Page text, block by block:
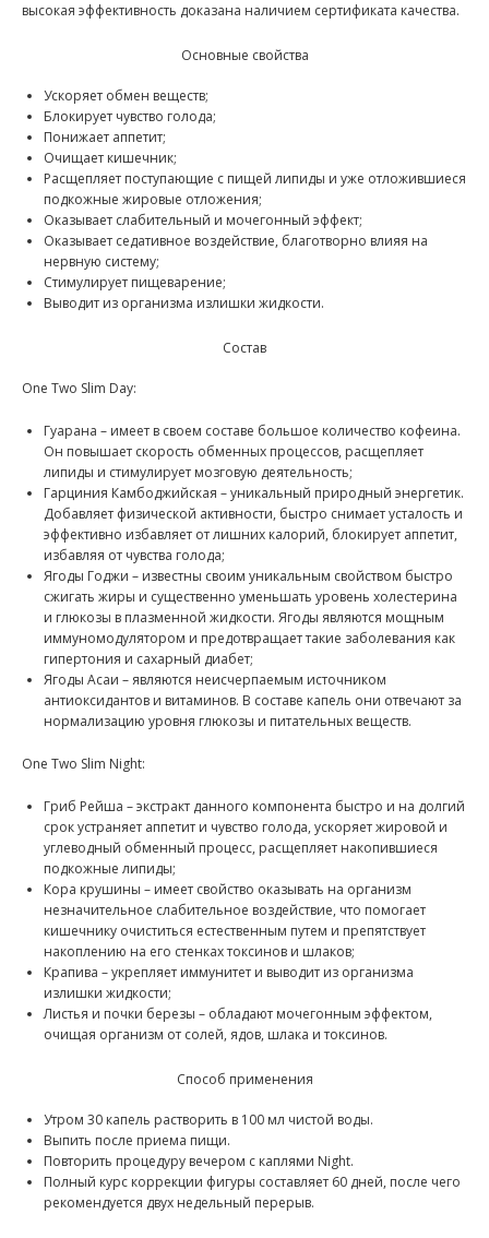
высокая эффективность доказана наличием сертификата качества.
Основные свойства
Ускоряет обмен веществ;
Блокирует чувство голода;
Понижает аппетит;
Очищает кишечник;
Расщепляет поступающие с пищей липиды и уже отложившиеся
подкожные жировые отложения;
Оказывает слабительный и мочегонный эффект;
Оказывает седативное воздействие, благотворно влияя на
нервную систему;
Стимулирует пищеварение;
Выводит из организма излишки жидкости.
Состав
One Two Slim Day:
Гуарана – имеет в своем составе большое количество кофеина.
Он повышает скорость обменных процессов, расщепляет
липиды и стимулирует мозговую деятельность;
Гарциния Камбоджийская – уникальный природный энергетик.
Добавляет физической активности, быстро снимает усталость и
эффективно избавляет от лишних калорий, блокирует аппетит,
избавляя от чувства голода;
Ягоды Годжи – известны своим уникальным свойством быстро
сжигать жиры и существенно уменьшать уровень холестерина
и глюкозы в плазменной жидкости. Ягоды являются мощным
иммуномодулятором и предотвращает такие заболевания как
гипертония и сахарный диабет;
Ягоды Асаи – являются неисчерпаемым источником
антиоксидантов и витаминов. В составе капель они отвечают за
нормализацию уровня глюкозы и питательных веществ.
One Two Slim Night:
Гриб Рейша – экстракт данного компонента быстро и на долгий
срок устраняет аппетит и чувство голода, ускоряет жировой и
углеводный обменный процесс, расщепляет накопившиеся
подкожные липиды;
Кора крушины – имеет свойство оказывать на организм
незначительное слабительное воздействие, что помогает
кишечнику очиститься естественным путем и препятствует
накоплению на его стенках токсинов и шлаков;
Крапива – укрепляет иммунитет и выводит из организма
излишки жидкости;
Листья и почки березы – обладают мочегонным эффектом,
очищая организм от солей, ядов, шлака и токсинов.
Способ применения
Утром 30 капель растворить в 100 мл чистой воды.
Выпить после приема пищи.
Повторить процедуру вечером с каплями Night.
Полный курс коррекции фигуры составляет 60 дней, после чего
рекомендуется двух недельный перерыв.